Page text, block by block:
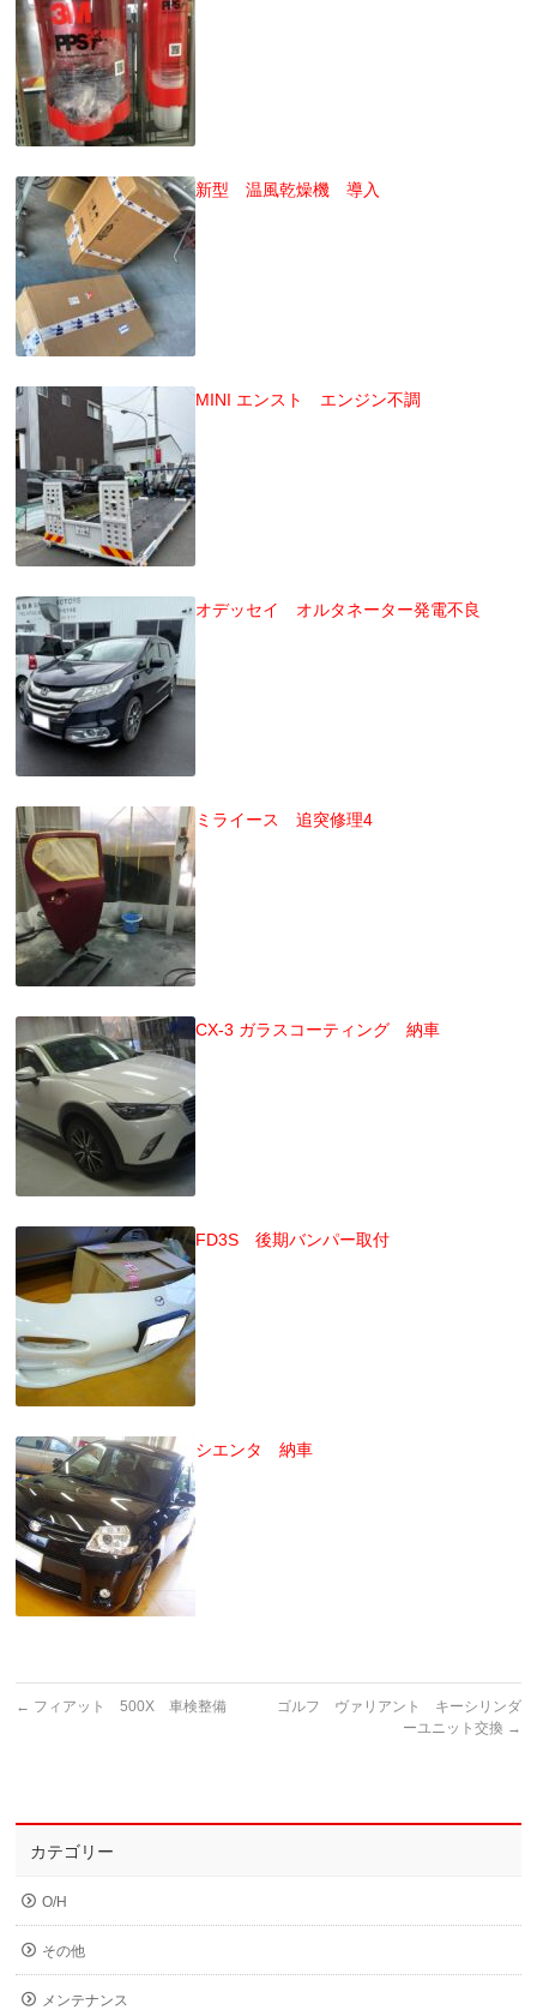
新型 温風乾燥機 導入
MINI エンスト エンジン不調
オデッセイ オルタネーター発電不良
ミライース 追突修理4
CX-3 ガラスコーティング 納車
FD3S 後期バンパー取付
シエンタ 納車
← フィアット 500X 車検整備
ゴルフ ヴァリアント キーシリンダ
ーユニット交換 →
カテゴリー
O/H
その他
メンテナンス